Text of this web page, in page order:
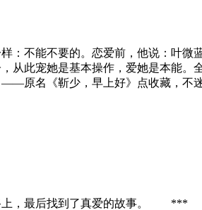
不能不要的。恋爱前，他说：叶微
此宠她是基本操作，爱她是本能。
原名《靳少，早上好》点收藏，不迷
，最后找到了真爱的故事。 ***